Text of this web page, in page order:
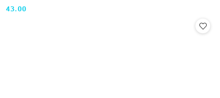
Cena:
43.00